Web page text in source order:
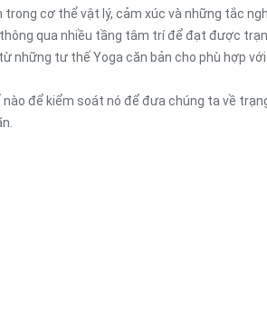
cơ thể vật lý, cảm xúc và những tắc
qua nhiều tầng tâm trí để đạt được
tư thế Yoga căn bản cho phù hợp
để kiểm soát nó để đưa chúng ta về